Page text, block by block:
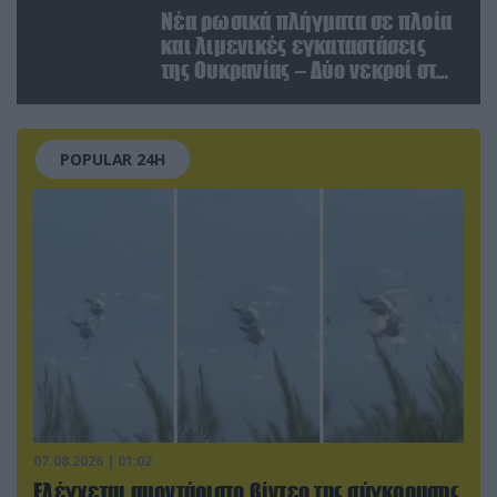
Νέα ρωσικά πλήγματα σε πλοία
και λιμενικές εγκαταστάσεις
της Ουκρανίας – Δύο νεκροί στην
POPULAR 24H
07.08.2026 | 01:02
Ελέγχεται αμοντάριστο βίντεο της σύγκρουσης